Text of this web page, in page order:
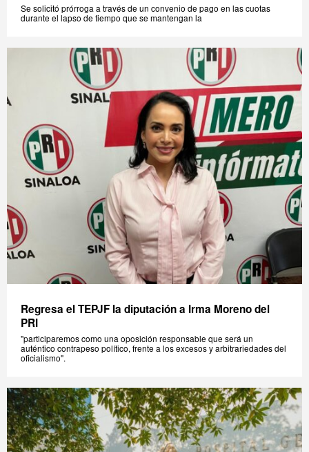
Se solicitó prórroga a través de un convenio de pago en las cuotas
durante el lapso de tiempo que se mantengan la
Regresa el TEPJF la diputación a Irma Moreno del
PRI
"participaremos como una oposición responsable que será un
auténtico contrapeso político, frente a los excesos y arbitrariedades del
oficialismo".